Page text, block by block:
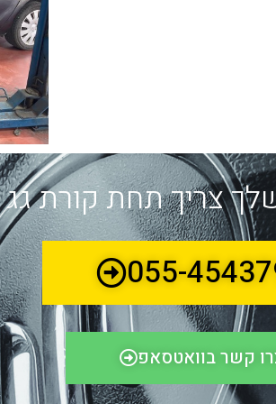
צריך תחת קורת
055-
קשר בוואטסאפ